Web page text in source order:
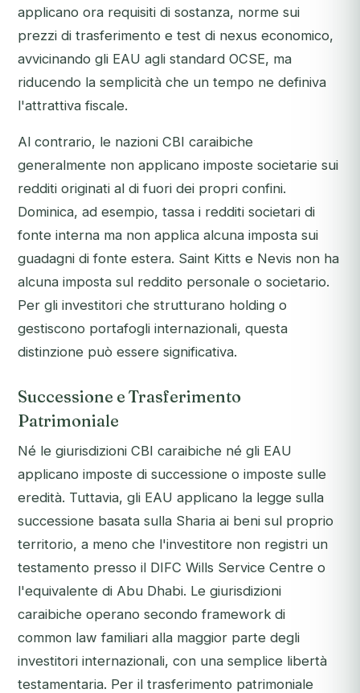
applicano ora requisiti di sostanza, norme sui
prezzi di trasferimento e test di nexus economico,
avvicinando gli EAU agli standard OCSE, ma
riducendo la semplicità che un tempo ne definiva
l'attrattiva fiscale.
Al contrario, le nazioni CBI caraibiche
generalmente non applicano imposte societarie sui
redditi originati al di fuori dei propri confini.
Dominica, ad esempio, tassa i redditi societari di
fonte interna ma non applica alcuna imposta sui
guadagni di fonte estera. Saint Kitts e Nevis non ha
alcuna imposta sul reddito personale o societario.
Per gli investitori che strutturano holding o
gestiscono portafogli internazionali, questa
distinzione può essere significativa.
Successione e Trasferimento
Patrimoniale
Né le giurisdizioni CBI caraibiche né gli EAU
applicano imposte di successione o imposte sulle
eredità. Tuttavia, gli EAU applicano la legge sulla
successione basata sulla Sharia ai beni sul proprio
territorio, a meno che l'investitore non registri un
testamento presso il DIFC Wills Service Centre o
l'equivalente di Abu Dhabi. Le giurisdizioni
caraibiche operano secondo framework di
common law familiari alla maggior parte degli
investitori internazionali, con una semplice libertà
testamentaria. Per il trasferimento patrimoniale